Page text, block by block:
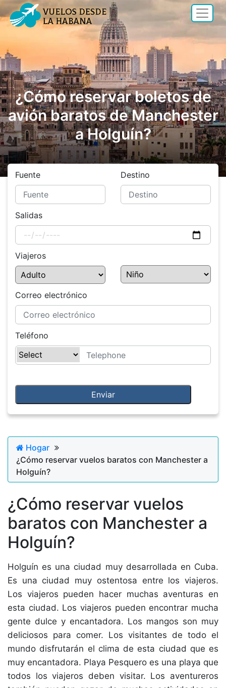
¿Cómo reservar boletos de
avión baratos de Manchester
a Holguín?
Fuente Destino
Salidas
Viajeros
Correo electrónico
Teléfono
Hogar
¿Cómo reservar vuelos baratos con Manchester a
Holguín?
¿Cómo reservar vuelos
baratos con Manchester a
Holguín?
Holguín es una ciudad muy desarrollada en Cuba.
Es una ciudad muy ostentosa entre los viajeros.
Los viajeros pueden hacer muchas aventuras en
esta ciudad. Los viajeros pueden encontrar mucha
gente dulce y encantadora. Los mangos son muy
deliciosos para comer. Los visitantes de todo el
mundo disfrutarán el clima de esta ciudad que es
muy encantadora. Playa Pesquero es una playa que
todos los viajeros deben visitar. Los aventureros